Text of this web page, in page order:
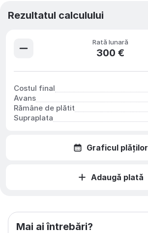
Rezultatul calculului
Rată lunară
300 €
Costul final
Avans
Rămâne de plătit
Supraplata
Graficul plăților
Adaugă plată
Mai ai întrebări?